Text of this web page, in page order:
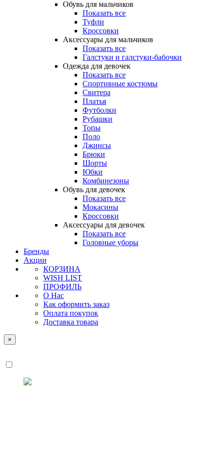
Обувь для мальчиков
Показать все
Туфли
Кроссовки
Аксессуары для мальчиков
Показать все
Галстуки и галстуки-бабочки
Одежда для девочек
Показать все
Спортивные костюмы
Свитера
Платья
Футболки
Рубашки
Топы
Поло
Джинсы
Брюки
Шорты
Юбки
Комбинезоны
Обувь для девочек
Показать все
Мокасины
Кроссовки
Аксессуары для девочек
Показать все
Головные уборы
Бренды
Акции
КОРЗИНА
WISH LIST
ПРОФИЛЬ
О Нас
Как оформить заказ
Оплата покупок
Доставка товара
×